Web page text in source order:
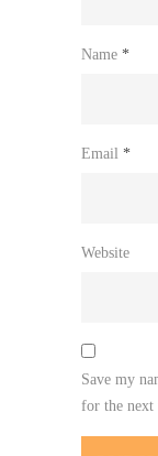
Name *
Email *
Website
Save my
for the next